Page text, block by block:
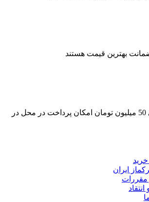
بهترین قیمت هستند
برای سفارشات بالای 50 میلیون تومان امکان پرداخت در محل در
ایران
مقررات